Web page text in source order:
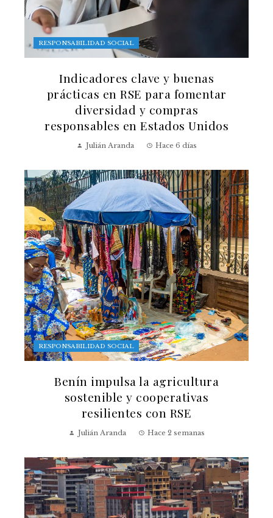
RESPONSABILIDAD SOCIAL
Indicadores clave y buenas
prácticas en RSE para fomentar
diversidad y compras
responsables en Estados Unidos
Julián Aranda Hace 6 días
RESPONSABILIDAD SOCIAL
Benín impulsa la agricultura
sostenible y cooperativas
resilientes con RSE
Julián Aranda Hace 2 semanas